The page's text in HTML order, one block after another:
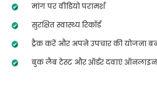
मांग पर वीडियो परामर्श
सुरक्षित स्वास्थ्य रिकॉर्ड
ट्रैक करें और अपने उपचार की योजना
बुक लैब टेस्ट और ऑर्डर दवाएं ऑनलाइन